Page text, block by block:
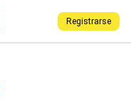
Registrarse